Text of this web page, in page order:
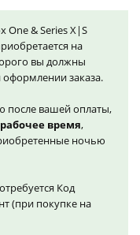
One & Series X|S
на
вы должны
заказа.
после вашей оплаты,
время,
ночью
Код
(при покупке на